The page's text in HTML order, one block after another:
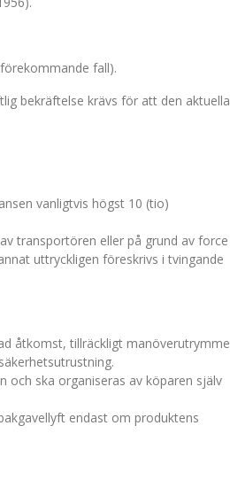
fall).
bekräftelse krävs för att den aktuella
vanligtvis högst 10 (tio)
transportören eller på grund av force
uttryckligen föreskrivs i tvingande
åtkomst, tillräckligt manöverutrymme
och ska organiseras av köparen själv
endast om produktens